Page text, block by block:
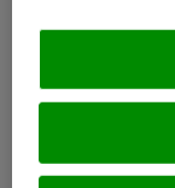
LinkedIn